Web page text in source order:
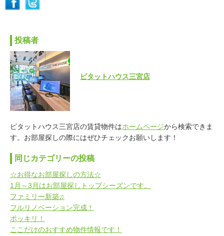
投稿者
ピタットハウス三宮店
ピタットハウス三宮店の賃貸物件はホームページから検索できま
す。お部屋探しの際にはぜひチェックお願いします！
同じカテゴリーの投稿
☆お得なお部屋探しの方法☆
1月～3月はお部屋探しトップシーズンです。
ファミリー新築♫
フルリノベーション完成！
ポッキリ！
ここだけのおすすめ物件情報です！